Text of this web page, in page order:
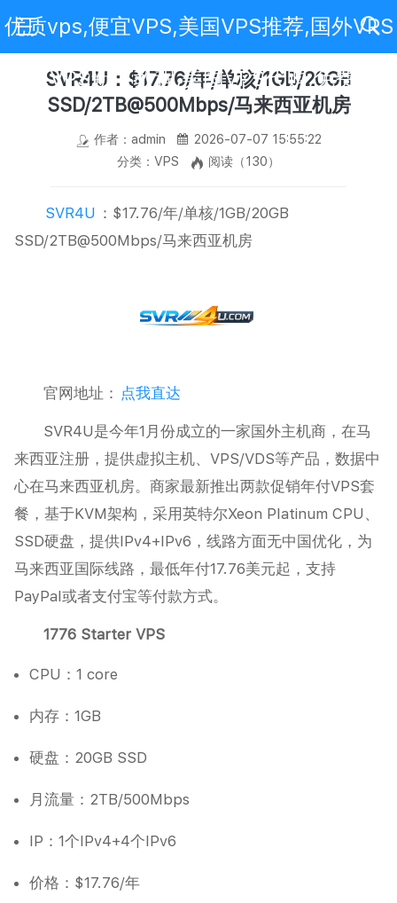
优质vps,便宜VPS,美国VPS推荐,国外VPS
评测,VPS新手教程,美国VPS代购,免费VPS
SVR4U：$17.76/年/单核/1GB/20GB
SSD/2TB@500Mbps/马来西亚机房
作者：admin
2026-07-07 15:55:22
分类：VPS
阅读（130）
SVR4U ：$17.76/年/单核/1GB/20GB
SSD/2TB@500Mbps/马来西亚机房
官网地址： 点我直达
SVR4U是今年1月份成立的一家国外主机商，在马
来西亚注册，提供虚拟主机、VPS/VDS等产品，数据中
心在马来西亚机房。商家最新推出两款促销年付VPS套
餐，基于KVM架构，采用英特尔Xeon Platinum CPU、
SSD硬盘，提供IPv4+IPv6，线路方面无中国优化，为
马来西亚国际线路，最低年付17.76美元起，支持
PayPal或者支付宝等付款方式。
1776 Starter VPS
CPU：1 core
内存：1GB
硬盘：20GB SSD
月流量：2TB/500Mbps
IP：1个IPv4+4个IPv6
价格：$17.76/年